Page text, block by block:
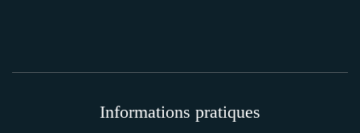
Informations pratiques